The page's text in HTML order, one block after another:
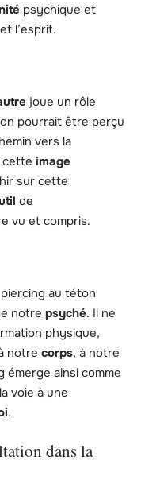
psychique et
et l’esprit.
joue un rôle
pourrait être perçu
vers la
cette image
sur cette
de
vu et compris.
piercing au téton
notre psyché. Il ne
physique,
notre corps, à notre
émerge ainsi comme
voie à une
.
dans la